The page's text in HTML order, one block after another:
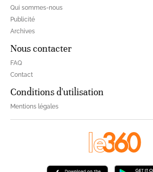
Qui sommes-nous
Publicité
Archives
Nous contacter
FAQ
Contact
Conditions d'utilisation
Mentions légales